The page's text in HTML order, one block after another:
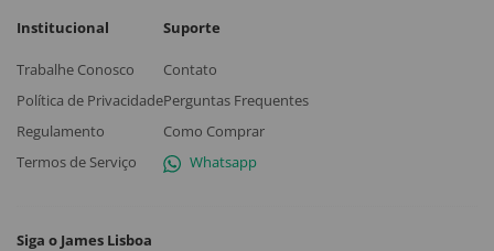
Institucional
Trabalhe Conosco
Política de Privacidade
Regulamento
Termos de Serviço
Suporte
Contato
Perguntas Frequentes
Como Comprar
Whatsapp
Siga o James Lisboa